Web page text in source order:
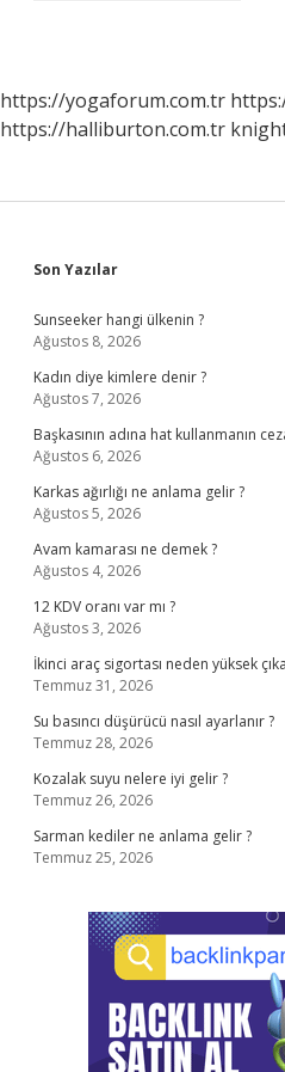
https://yogaforum.com.tr
https://halliburton.com.tr
Sidebar
Son Yazılar
Sunseeker hangi ülkenin ?
Ağustos 8, 2026
Kadın diye kimlere denir ?
Ağustos 7, 2026
Başkasının adına hat kullanmanın
Ağustos 6, 2026
Karkas ağırlığı ne anlama gelir ?
Ağustos 5, 2026
Avam kamarası ne demek ?
Ağustos 4, 2026
12 KDV oranı var mı ?
Ağustos 3, 2026
İkinci araç sigortası neden yüksek
Temmuz 31, 2026
Su basıncı düşürücü nasıl ayarlanır ?
Temmuz 28, 2026
Kozalak suyu nelere iyi gelir ?
Temmuz 26, 2026
Sarman kediler ne anlama gelir ?
Temmuz 25, 2026